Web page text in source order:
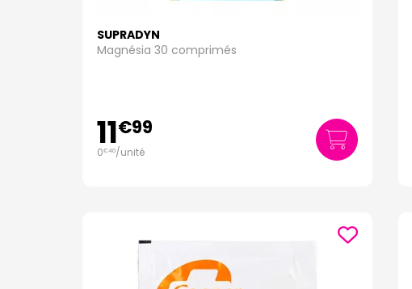
SUPRADYN
Magnésia 30 comprimés
11€99
0€40/unité